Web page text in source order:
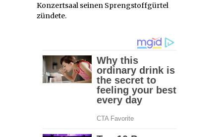
Konzertsaal seinen Sprengstoffgürtel
zündete.